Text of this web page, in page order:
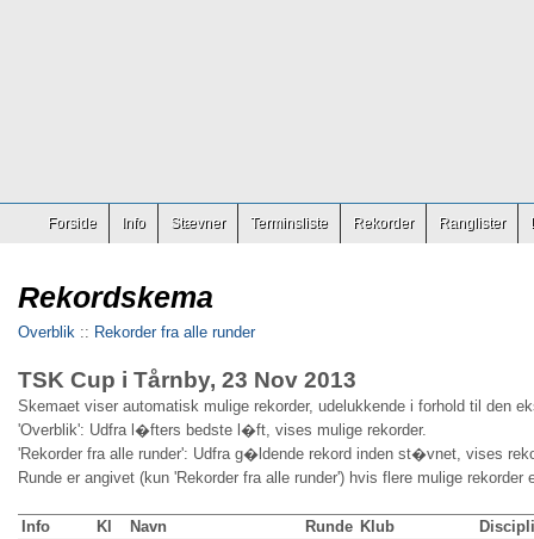
Forside Info Stævner Terminsliste Rekorder Ranglister
Rekordskema
Overblik :: Rekorder fra alle runder
TSK Cup i Tårnby, 23 Nov 2013
Skemaet viser automatisk mulige rekorder, udelukkende i forhold til den
'Overblik': Udfra l�fters bedste l�ft, vises mulige rekorder.
'Rekorder fra alle runder': Udfra g�ldende rekord inden st�vnet, vises
Runde er angivet (kun 'Rekorder fra alle runder') hvis flere mulige
Info Kl Navn Runde Klub